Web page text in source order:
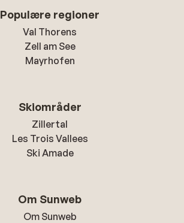
Populære regioner
Val Thorens
Zell am See
Mayrhofen
Skiområder
Zillertal
Les Trois Vallees
Ski Amade
Om Sunweb
Om Sunweb